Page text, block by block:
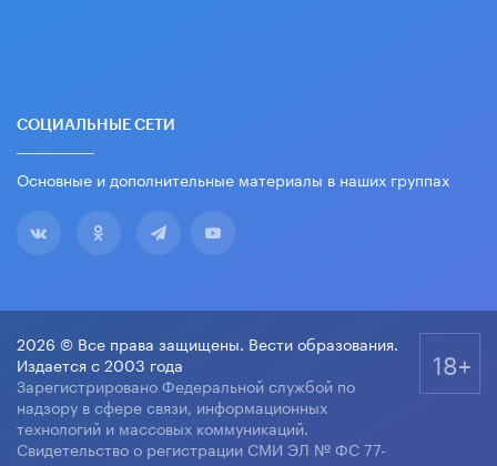
СОЦИАЛЬНЫЕ СЕТИ
Основные и дополнительные материалы в наших группах
2026 © Все права защищены. Вести образования.
Издается с 2003 года
Зарегистрировано Федеральной службой по
надзору в сфере связи, информационных
технологий и массовых коммуникаций.
Свидетельство о регистрации СМИ ЭЛ № ФС 77-
18+